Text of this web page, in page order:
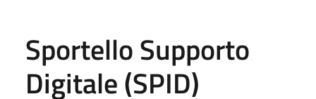
Sportello Supporto
Digitale (SPID)